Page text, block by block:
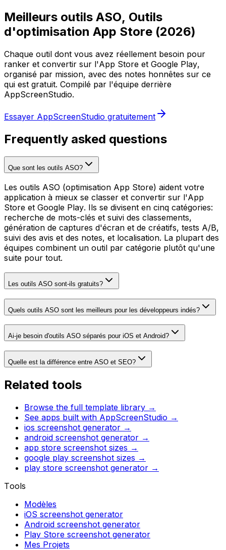
Meilleurs outils ASO, Outils
d'optimisation App Store (2026)
Chaque outil dont vous avez réellement besoin pour
ranker et convertir sur l'App Store et Google Play,
organisé par mission, avec des notes honnêtes sur ce
qui est gratuit. Compilé par l'équipe derrière
AppScreenStudio.
Essayer AppScreenStudio gratuitement
Frequently asked questions
Que sont les outils ASO?
Les outils ASO (optimisation App Store) aident votre
application à mieux se classer et convertir sur l'App
Store et Google Play. Ils se divisent en cinq catégories:
recherche de mots-clés et suivi des classements,
génération de captures d'écran et de créatifs, tests A/B,
suivi des avis et des notes, et localisation. La plupart des
équipes combinent un outil par catégorie plutôt qu'une
suite pour tout.
Les outils ASO sont-ils gratuits?
Quels outils ASO sont les meilleurs pour les développeurs indés?
Ai-je besoin d'outils ASO séparés pour iOS et Android?
Quelle est la différence entre ASO et SEO?
Related tools
Browse the full template library →
See apps built with AppScreenStudio →
ios screenshot generator →
android screenshot generator →
app store screenshot sizes →
google play screenshot sizes →
play store screenshot generator →
Tools
Modèles
iOS screenshot generator
Android screenshot generator
Play Store screenshot generator
Mes Projets